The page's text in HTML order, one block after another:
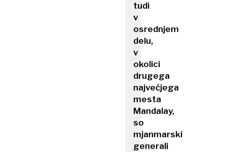
tudi
v
osrednjem
delu,
v
okolici
drugega
največjega
mesta
Mandalay,
so
mjanmarski
generali